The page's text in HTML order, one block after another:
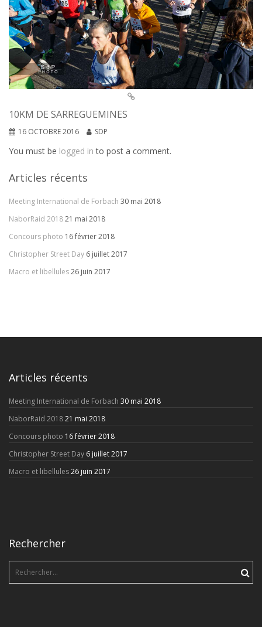
10KM DE SARREGUEMINES
16 OCTOBRE 2016 SDP
You must be logged in to post a comment.
Articles récents
Meeting International de Forbach 30 mai 2018
NaborRaid 201821 mai 2018
Concours photo 16 février 2018
Christopher Street Day 6 juillet 2017
Macro et libellules26 juin 2017
Articles récents
Meeting International de Forbach 30 mai 2018
NaborRaid 201821 mai 2018
Concours photo 16 février 2018
Christopher Street Day 6 juillet 2017
Macro et libellules26 juin 2017
Rechercher
Rechercher :